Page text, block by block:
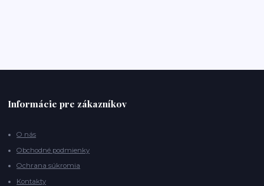
Informácie pre zákazníkov
O nás
Obchodné podmienky
Ochrana súkromia
Kontakty